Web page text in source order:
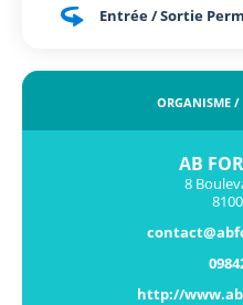
Entrée / Sortie
ORGANISME /
AB
8
http://